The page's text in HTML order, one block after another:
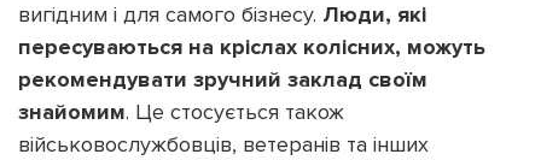
вигідним і для самого бізнесу. Люди, які
пересуваються на кріслах колісних, можуть
рекомендувати зручний заклад своїм
знайомим. Це стосується також
військовослужбовців, ветеранів та інших